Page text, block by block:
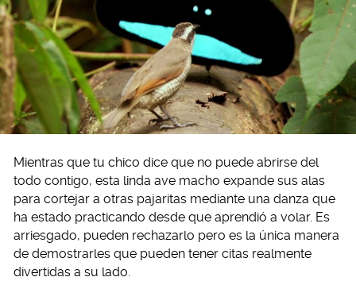
Mientras que tu chico dice que no puede abrirse del
todo contigo, esta linda ave macho expande sus alas
para cortejar a otras pajaritas mediante una danza que
ha estado practicando desde que aprendió a volar. Es
arriesgado, pueden rechazarlo pero es la única manera
de demostrarles que pueden tener citas realmente
divertidas a su lado.